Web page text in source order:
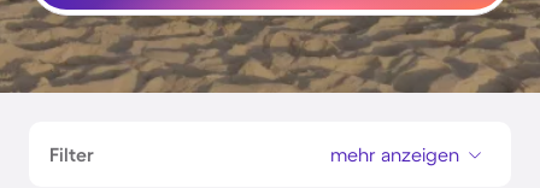
Filter mehr anzeigen